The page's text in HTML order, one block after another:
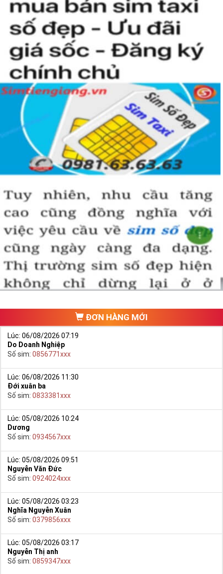
ĐƠN HÀNG MỚI
Lúc: 06/08/2026 07:19
Do Doanh Nghiệp
Số sim: 0856771xxx
Lúc: 06/08/2026 11:30
Đới xuân ba
Số sim: 0833381xxx
Lúc: 05/08/2026 10:24
Dương
Số sim: 0934567xxx
Lúc: 05/08/2026 09:51
Nguyễn Văn Đức
Số sim: 0924024xxx
Lúc: 05/08/2026 03:23
Nghĩa Nguyễn Xuân
Số sim: 0379856xxx
Lúc: 05/08/2026 03:17
Nguyễn Thị anh
Số sim: 0859347xxx